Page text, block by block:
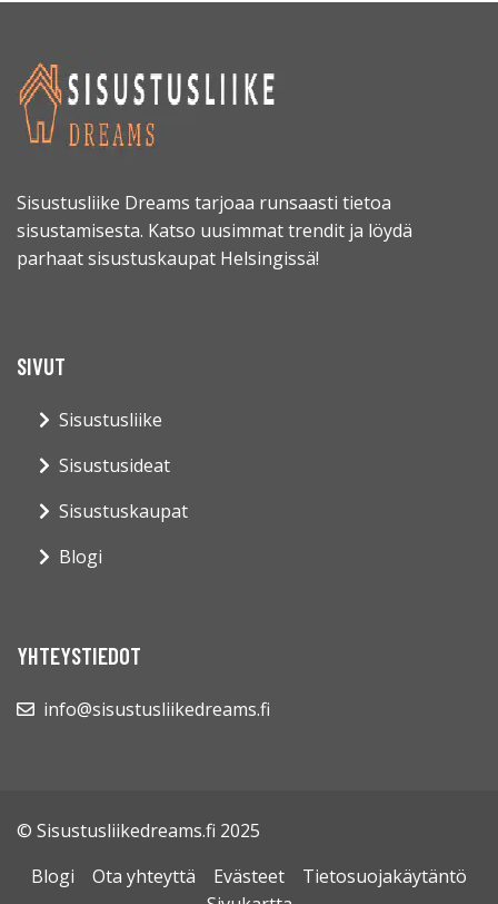
Sisustusliike Dreams tarjoaa runsaasti tietoa
sisustamisesta. Katso uusimmat trendit ja löydä
parhaat sisustuskaupat Helsingissä!
SIVUT
Sisustusliike
Sisustusideat
Sisustuskaupat
Blogi
YHTEYSTIEDOT
info@sisustusliikedreams.fi
© Sisustusliikedreams.fi 2025
Blogi
Ota yhteyttä Evästeet
Tietosuojakäytäntö